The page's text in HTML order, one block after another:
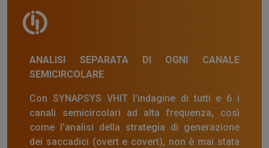
ANALISI SEPARATA DI OGNI CANALE
SEMICIRCOLARE
Con SYNAPSYS VHIT l’indagine di tutti e 6 i
canali semicircolari ad alta frequenza, così
come l'analisi della strategia di generazione
dei saccadici (overt e covert), non è mai stata